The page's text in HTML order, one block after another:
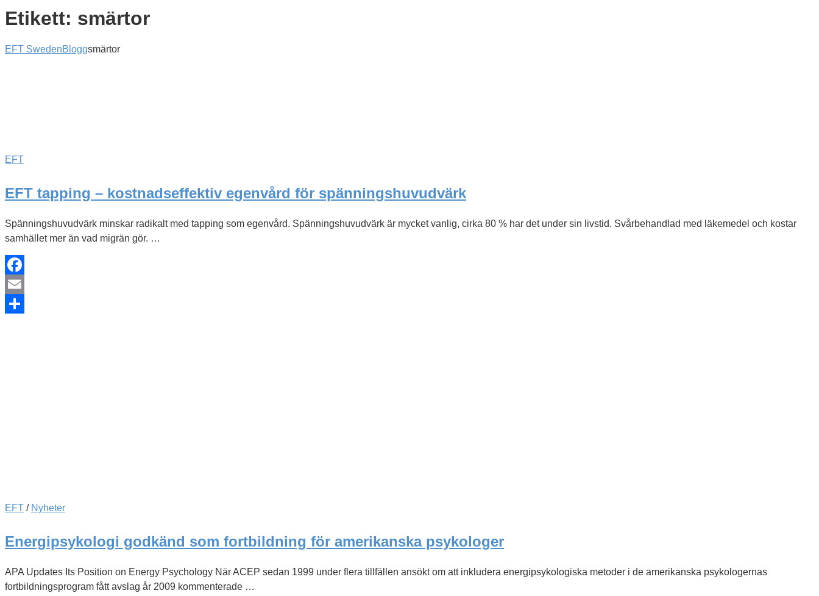
Etikett: smärtor
EFT SwedenBloggsmärtor
EFT
EFT tapping – kostnadseffektiv egenvård för spänningshuvudvärk
Spänningshuvudvärk minskar radikalt med tapping som egenvård. Spänningshuvudvärk är mycket vanlig, cirka 80 % har det under sin livstid. Svårbehandlad med läkemedel och kostar
samhället mer än vad migrän gör. …
Facebook
Email
EFT / Nyheter
Energipsykologi godkänd som fortbildning för amerikanska psykologer
APA Updates Its Position on Energy Psychology När ACEP sedan 1999 under flera tillfällen ansökt om att inkludera energipsykologiska metoder i de amerikanska psykologernas
fortbildningsprogram fått avslag år 2009 kommenterade …